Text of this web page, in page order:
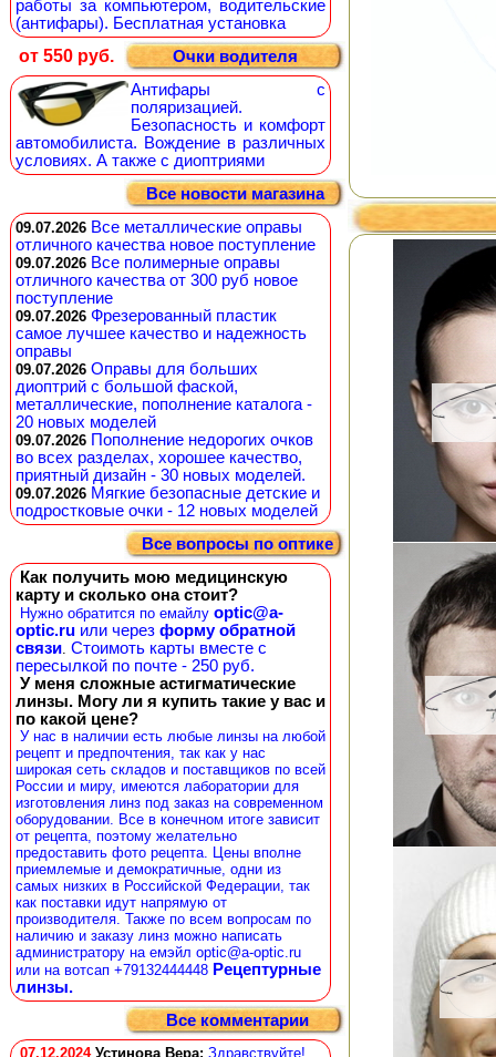
работы за компьютером, водительские
(антифары). Бесплатная установка
от 550 руб.
Очки водителя
Антифары с
поляризацией.
Безопасность и комфорт
автомобилиста. Вождение в различных
условиях. А также с диоптриями
Все новости магазина
09.07.2026 Все металлические оправы
отличного качества новое поступление
09.07.2026 Все полимерные оправы
отличного качества от 300 руб новое
поступление
09.07.2026 Фрезерованный пластик
самое лучшее качество и надежность
оправы
09.07.2026 Оправы для больших
диоптрий с большой фаской,
металлические, пополнение каталога -
20 новых моделей
09.07.2026 Пополнение недорогих очков
во всех разделах, хорошее качество,
приятный дизайн - 30 новых моделей.
09.07.2026 Мягкие безопасные детские и
подростковые очки - 12 новых моделей
Все вопросы по оптике
Как получить мою медицинскую
карту и сколько она стоит?
Нужно обратится по емайлу optic@a-
optic.ru или через форму обратной
связи. Стоимоть карты вместе с
пересылкой по почте - 250 руб.
У меня сложные астигматические
линзы. Могу ли я купить такие у вас и
по какой цене?
У нас в наличии есть любые линзы на любой
рецепт и предпочтения, так как у нас
широкая сеть складов и поставщиков по всей
России и миру, имеются лаборатории для
изготовления линз под заказ на современном
оборудовании. Все в конечном итоге зависит
от рецепта, поэтому желательно
предоставить фото рецепта. Цены вполне
приемлемые и демократичные, одни из
самых низких в Российской Федерации, так
как поставки идут напрямую от
производителя. Также по всем вопросам по
наличию и заказу линз можно написать
администратору на емэйл optic@a-optic.ru
или на вотсап +79132444448 Рецептурные
линзы.
Все комментарии
07.12.2024 Устинова Вера: Здравствуйте!